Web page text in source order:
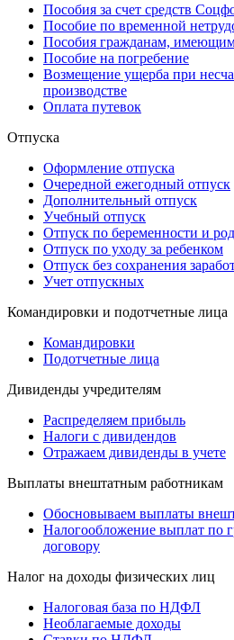
Пособия за счет средств
Пособие по временной
Пособия гражданам, имеющим
Пособие на погребение
Возмещение ущерба при
производстве
Оплата путевок
Отпуска
Оформление отпуска
Очередной ежегодный отпуск
Дополнительный отпуск
Учебный отпуск
Отпуск по беременности и
Отпуск по уходу за ребенком
Отпуск без сохранения
Учет отпускных
Командировки и подотчетные лица
Командировки
Подотчетные лица
Дивиденды учредителям
Распределяем прибыль
Налоги с дивидендов
Отражаем дивиденды в учете
Выплаты внештатным работникам
Обосновываем выплаты
Налогообложение выплат по
договору
Налог на доходы физических лиц
Налоговая база по НДФЛ
Необлагаемые доходы